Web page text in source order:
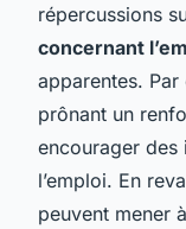
répercussions
concernant
apparentes.
prônant un
encourager des
l’emploi. En
peuvent mener